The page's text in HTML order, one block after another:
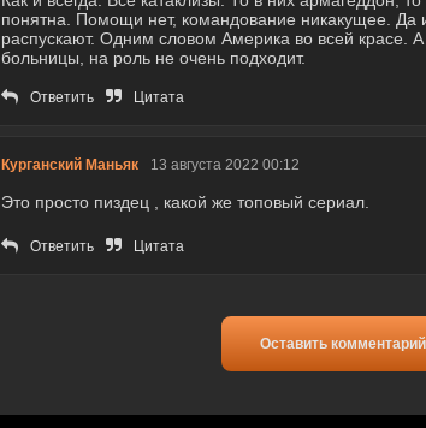
понятна. Помощи нет, командование никакущее. Да
распускают. Одним словом Америка во всей красе.
больницы, на роль не очень подходит.
Ответить Цитата
Курганский Маньяк 13 августа 2022 00:12
Это просто пиздец , какой же топовый сериал.
Ответить Цитата
Оставить комментарий